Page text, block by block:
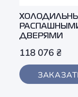
ДВЕРЯМИ
118 076 ₴